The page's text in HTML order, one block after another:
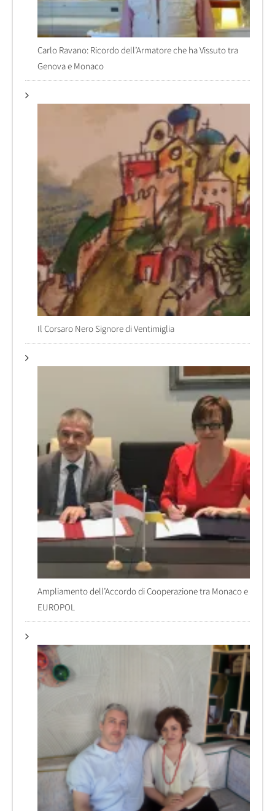
Carlo Ravano: Ricordo dell’Armatore che ha Vissuto tra
Genova e Monaco
Il Corsaro Nero Signore di Ventimiglia
Ampliamento dell’Accordo di Cooperazione tra Monaco e
EUROPOL